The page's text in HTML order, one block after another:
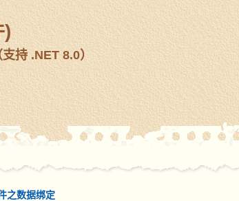
)
持 .NET 8.0）
之数据绑定